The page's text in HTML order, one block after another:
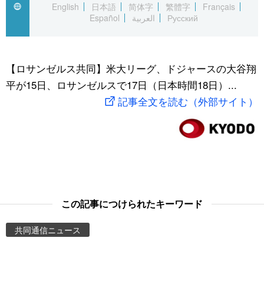
Русский
国際
文化
アーカイブ
Japan Data
動画/Live
スポーツ・東京2020
English
日本語 简体字 繁體字
Français
Español
العربية Русский
【ロサンゼルス共同】米大リーグ、ドジャースの大谷翔
平が15日、ロサンゼルスで17日（日本時間18日）...
記事全文を読む（外部サイト）
この記事につけられたキーワード
共同通信ニュース